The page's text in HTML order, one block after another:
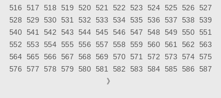
516
517 518 519 520 521 522 523 524 525 526
527
528
529 530 531 532 533 534 535 536 537 538
539
540
541 542 543 544 545 546 547 548 549 550
551
552
553 554 555 556 557 558 559 560 561 562
563
564
565 566 567 568 569 570 571 572 573 574
575
576
577 578 579 580 581 582 583 584 585 586
587
》